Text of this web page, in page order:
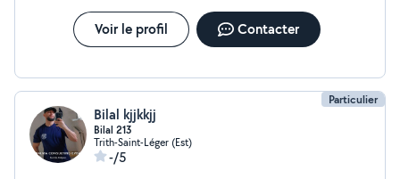
Voir le profil Contacter
Particulier
Bilal kjjkkjj
Bilal 213
Trith-Saint-Léger (Est)
-/5